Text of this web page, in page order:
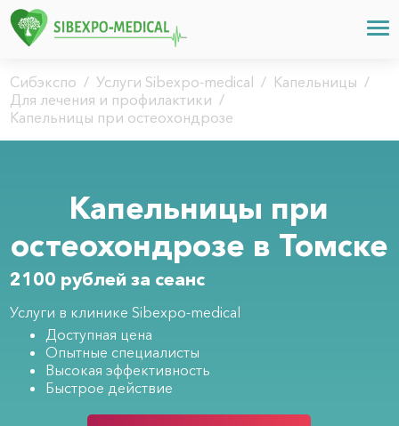
Сибэкспо / Услуги Sibexpo-medical / Капельницы /
Для лечения и профилактики /
Капельницы при остеохондрозе
Капельницы при
остеохондрозе в Томске
2100 рублей за сеанс
Услуги в клинике Sibexpo-medical
Доступная цена
Опытные специалисты
Высокая эффективность
Быстрое действие